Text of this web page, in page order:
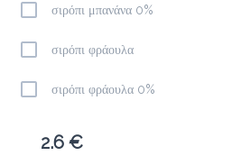
σιρόπι μπανάνα 0%
σιρόπι φράουλα
σιρόπι φράουλα 0%
2.6 €